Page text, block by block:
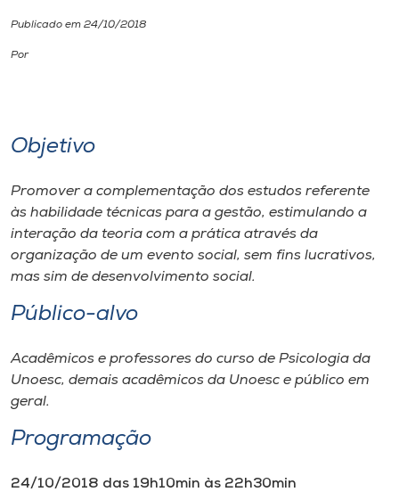
Rádio
Museu
Store
Selecione
o idioma
Publicado em 24/10/2018
Por
Objetivo
Promover a complementação dos estudos referente
às habilidade técnicas para a gestão, estimulando a
interação da teoria com a prática através da
organização de um evento social, sem fins lucrativos,
mas sim de desenvolvimento social.
Público-alvo
Acadêmicos e professores do curso de Psicologia da
Unoesc, demais acadêmicos da Unoesc e público em
geral.
Programação
24/10/2018 das 19h10min às 22h30min